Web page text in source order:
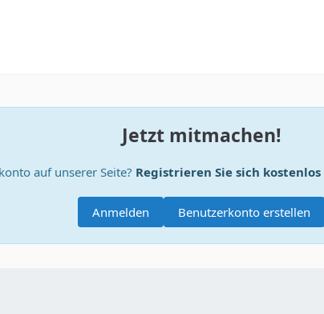
Jetzt mitmachen!
auf unserer Seite? Registrieren Sie sich kostenlos
Benutzerkonto erstellen
Anmelden